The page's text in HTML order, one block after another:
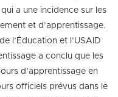
a une incidence sur les
et d’apprentissage.
l’Éducation et l’USAID
a conclu que les
d’apprentissage en
officiels prévus dans le